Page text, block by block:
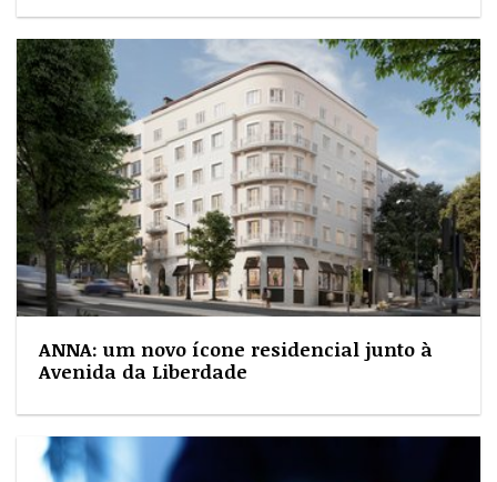
ANNA: um novo ícone residencial junto à
Avenida da Liberdade